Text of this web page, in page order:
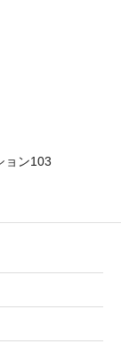
ョン103